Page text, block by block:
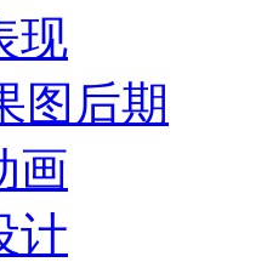
现
图后期
画
计